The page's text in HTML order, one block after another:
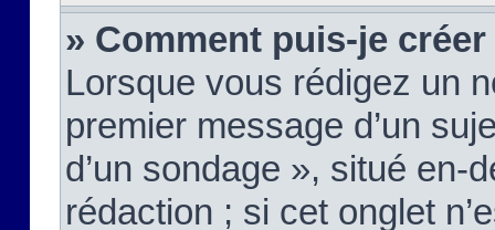
» Comment puis-je
Lorsque vous rédigez un
premier message d’un
d’un sondage », situé en-
rédaction ; si cet onglet